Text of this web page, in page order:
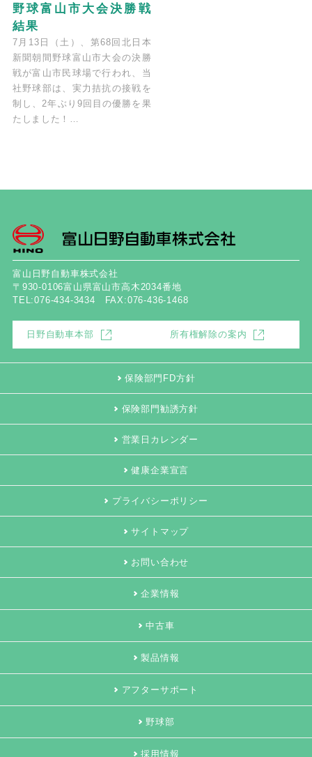
野球富山市大会決勝戦
結果
7月13日（土）、第68回北日本
新聞朝間野球富山市大会の決勝
戦が富山市民球場で行われ、当
社野球部は、実力拮抗の接戦を
制し、2年ぶり9回目の優勝を果
たしました！…
富山日野自動車株式会社
〒930-0106富山県富山市高木2034番地
TEL:076-434-3434 FAX:076-436-1468
日野自動車本部 所有権解除の案内
保険部門FD方針
保険部門勧誘方針
営業日カレンダー
健康企業宣言
プライバシーポリシー
サイトマップ
お問い合わせ
企業情報
中古車
製品情報
アフターサポート
野球部
採用情報